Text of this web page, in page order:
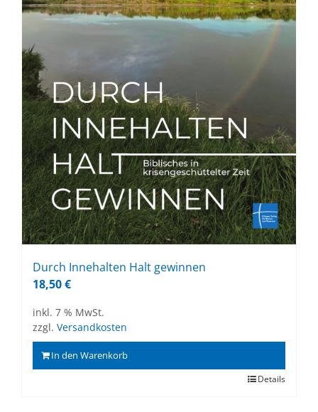
Durch In­ne­hal­ten Halt ge­win­nen
18,50€
inkl. 7 % MwSt.
zzgl. Versandkosten
In den Warenkorb
Details